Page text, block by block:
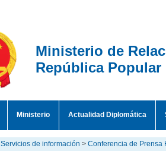
Ministerio de
República Popular
Ministerio Actualidad Diplomática
Servicios de información > Conferencia de Prensa